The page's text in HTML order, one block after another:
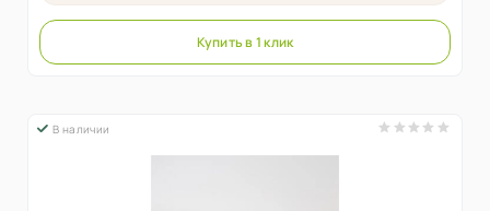
Купить в 1 клик
В наличии